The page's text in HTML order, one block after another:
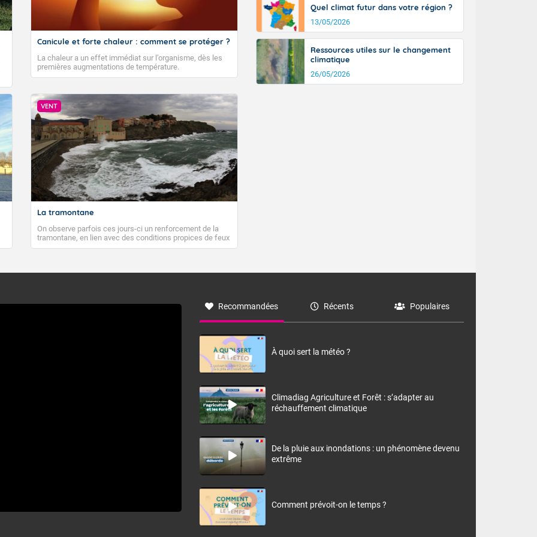
Canicule et forte chaleur : comment se protéger ?
La chaleur a un effet immédiat sur l’organisme, dès les
premières augmentations de température.
VENT
La tramontane
On observe parfois ces jours-ci un renforcement de la
tramontane, en lien avec des conditions propices de feux
de forêt. Mais qu'est-ce que la tramontane ? Quelles sont
à nord-ouest, dans un secteur qui part du Roussillon à la
monts, en allusion aux régions montagneuses d’où
Quel climat futur dans votre région ?
13/05/2026
Ressources utiles sur le changement
climatique
26/05/2026
Recommandées Récents Populaires
À quoi sert la météo ?
Climadiag Agriculture et Forêt : s’adapter au
réchauffement climatique
De la pluie aux inondations : un phénomène devenu
extrême
Comment prévoit-on le temps ?